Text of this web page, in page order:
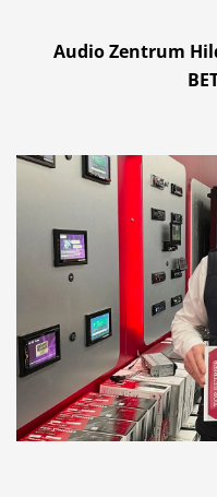
Audio Zentrum